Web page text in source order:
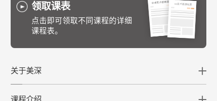
领取课表
点击即可领取不同课程的详细
课程表。
关于美深